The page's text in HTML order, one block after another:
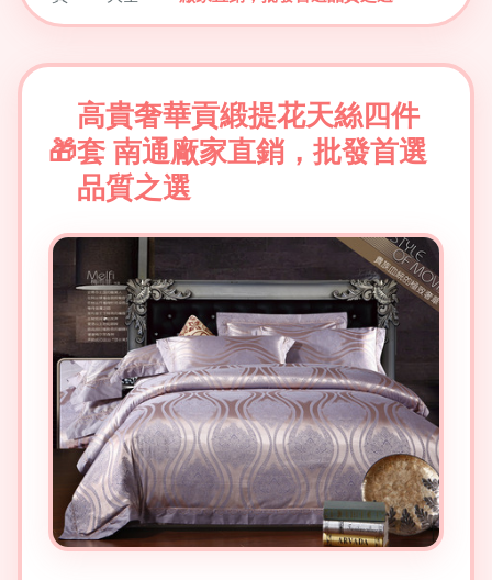
高貴奢華貢緞提花天絲四件
套 南通廠家直銷，批發首選
品質之選